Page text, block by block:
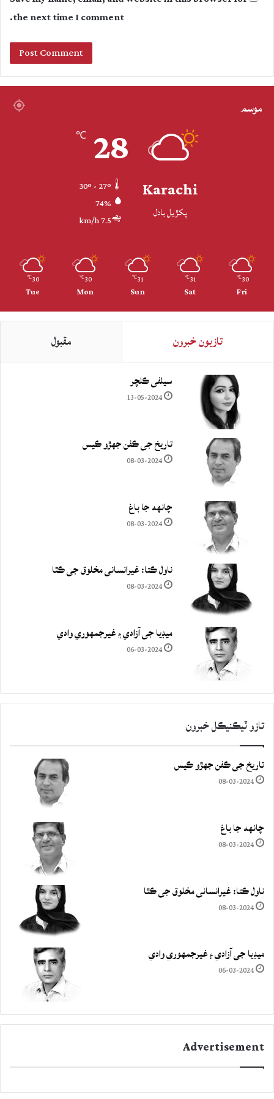
the next time I comment.
موسم
Karachi
پکڙيل بادل
28
℃
74%
7.5 km/h
30
℃
Fri
31
℃
Sat
31
℃
Sun
30
℃
Mon
30
℃
Tue
تازيون خبرون مقبول
سيلفي ڪلچر
13-05-2024
تاريخ جي ڪفن جھڙو ڪيس
08-03-2024
چانهه جا باغ
08-03-2024
ناول ڪتا: غيرانساني مخلوق جي ڪٿا
08-03-2024
ميڊيا جي آزادي ۽ غيرجمھوري وادي
06-03-2024
تازو ٽيڪنيڪل خبرون
تاريخ جي ڪفن جھڙو ڪيس
08-03-2024
چانهه جا باغ
08-03-2024
ناول ڪتا: غيرانساني مخلوق جي ڪٿا
08-03-2024
ميڊيا جي آزادي ۽ غيرجمھوري وادي
06-03-2024
Advertisement